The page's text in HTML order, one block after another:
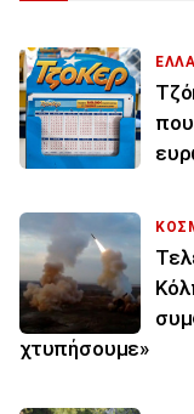
χτυπήσουμε»